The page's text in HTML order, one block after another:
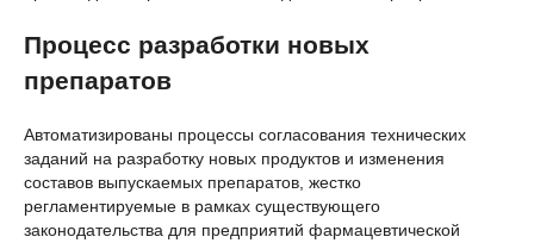
Процесс разработки новых
препаратов
Автоматизированы процессы согласования технических
заданий на разработку новых продуктов и изменения
составов выпускаемых препаратов, жестко
регламентируемые в рамках существующего
законодательства для предприятий фармацевтической